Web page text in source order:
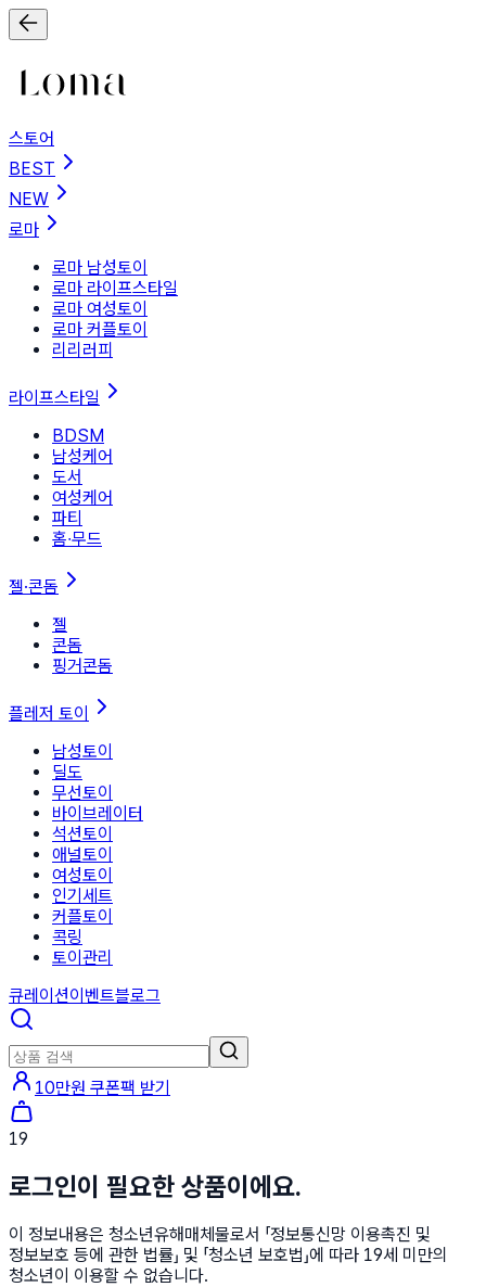
스토어
BEST
NEW
로마
로마 남성토이
로마 라이프스타일
로마 여성토이
로마 커플토이
리리러피
라이프스타일
BDSM
남성케어
도서
여성케어
파티
홈∙무드
젤·콘돔
젤
콘돔
핑거콘돔
플레저 토이
남성토이
딜도
무선토이
바이브레이터
석션토이
애널토이
여성토이
인기세트
커플토이
콕링
토이관리
큐레이션이벤트블로그
10만원 쿠폰팩 받기
19
로그인이 필요한 상품이에요.
이 정보내용은 청소년유해매체물로서 「정보통신망 이용촉진 및
정보보호 등에 관한 법률」 및 「청소년 보호법」에 따라 19세 미만의
청소년이 이용할 수 없습니다.